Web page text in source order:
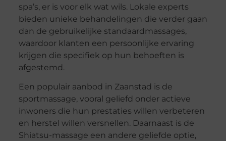
spa’s, er is voor elk wat wils. Lokale experts
bieden unieke behandelingen die verder gaan
dan de gebruikelijke standaardmassages,
waardoor klanten een persoonlijke ervaring
krijgen die specifiek op hun behoeften is
afgestemd.
Een populair aanbod in Zaanstad is de
sportmassage, vooral geliefd onder actieve
inwoners die hun prestaties willen verbeteren
en herstel willen versnellen. Daarnaast is de
Shiatsu-massage een andere geliefde optie,